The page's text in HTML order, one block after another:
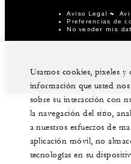
Aviso Legal
Preferencias de
No vender mis
Usamos cookies, pixeles
información que usted
sobre su interacción con
la navegación del sitio,
a nuestros esfuerzos de
aplicación móvil, no
tecnologías en su